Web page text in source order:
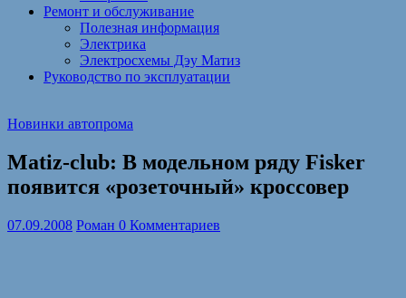
Ремонт и обслуживание
Полезная информация
Электрика
Электросхемы Дэу Матиз
Руководство по эксплуатации
Новинки автопрома
Matiz-club: В модельном ряду Fisker
появится «розеточный» кроссовер
07.09.2008 Роман 0 Комментариев